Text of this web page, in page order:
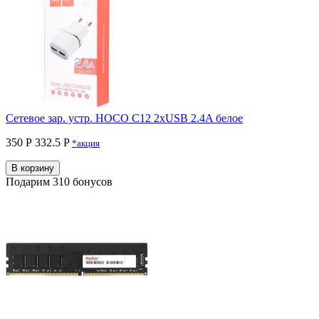
Сетевое зар. устр. HOCO C12 2xUSB 2.4A белое
350 Р 332.5 P *акция
В корзину
Подарим 310 бонусов